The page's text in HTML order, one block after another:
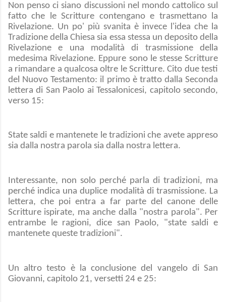
Non penso ci siano discussioni nel mondo cattolico sul
fatto che le Scritture contengano e trasmettano la
Rivelazione. Un po' più svanita è invece l'idea che la
Tradizione della Chiesa sia essa stessa un deposito della
Rivelazione e una modalità di trasmissione della
medesima Rivelazione. Eppure sono le stesse Scritture
a rimandare a qualcosa oltre le Scritture. Cito due testi
del Nuovo Testamento: il primo è tratto dalla Seconda
lettera di San Paolo ai Tessalonicesi, capitolo secondo,
verso 15:
State saldi e mantenete le tradizioni che avete appreso
sia dalla nostra parola sia dalla nostra lettera.
Interessante, non solo perché parla di tradizioni, ma
perché indica una duplice modalità di trasmissione. La
lettera, che poi entra a far parte del canone delle
Scritture ispirate, ma anche dalla "nostra parola". Per
entrambe le ragioni, dice san Paolo, "state saldi e
mantenete queste tradizioni".
Un altro testo è la conclusione del vangelo di San
Giovanni, capitolo 21, versetti 24 e 25: